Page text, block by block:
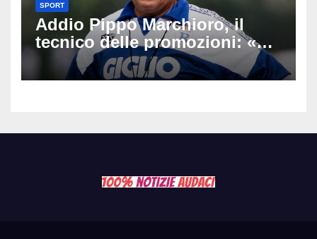
SPORT
Addio Pippo Marchioro, il
tecnico delle promozioni: «Ha
scritto pagine indimenticabili
del nostro calcio»